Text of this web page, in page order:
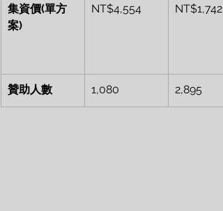
集資價(單方
案)
NT$4,554 NT$1,742
贊助人數 1,080 2,895